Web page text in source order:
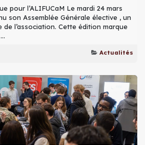
pour l’ALIFUCaM Le mardi 24 mars
son Assemblée Générale élective , un
de l’association. Cette édition marque
Actualités